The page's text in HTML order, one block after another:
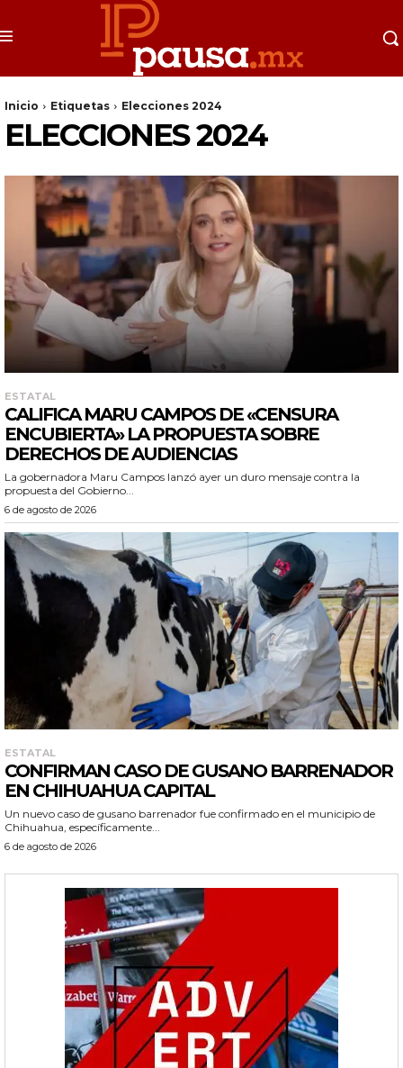
Inicio Etiquetas Elecciones 2024
ELECCIONES 2024
ESTATAL
CALIFICA MARU CAMPOS DE «CENSURA
ENCUBIERTA» LA PROPUESTA SOBRE
DERECHOS DE AUDIENCIAS
La gobernadora Maru Campos lanzó ayer un duro mensaje contra la
propuesta del Gobierno...
6 de agosto de 2026
ESTATAL
CONFIRMAN CASO DE GUSANO BARRENADOR
EN CHIHUAHUA CAPITAL
Un nuevo caso de gusano barrenador fue confirmado en el municipio de
Chihuahua, específicamente...
6 de agosto de 2026